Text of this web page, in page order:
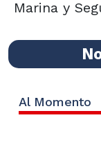
Marina y
Al Momento